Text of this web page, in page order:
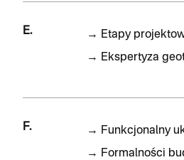
E. → Etapy
→ Ekspertyza
F. → Funkcjonalny
→ Formalności